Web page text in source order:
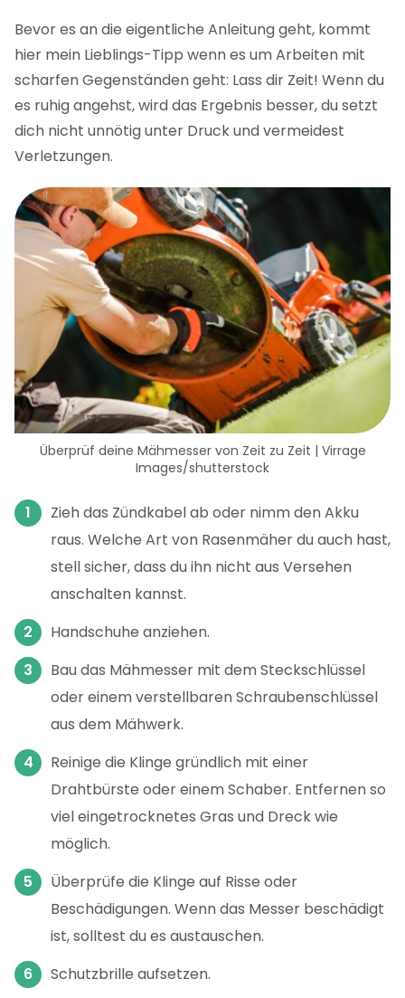
Bevor es an die eigentliche Anleitung geht, kommt
hier mein Lieblings-Tipp wenn es um Arbeiten mit
scharfen Gegenständen geht: Lass dir Zeit! Wenn du
es ruhig angehst, wird das Ergebnis besser, du setzt
dich nicht unnötig unter Druck und vermeidest
Verletzungen.
Überprüf deine Mähmesser von Zeit zu Zeit | Virrage
Images/shutterstock
Zieh das Zündkabel ab oder nimm den Akku
raus. Welche Art von Rasenmäher du auch hast,
stell sicher, dass du ihn nicht aus Versehen
anschalten kannst.
Handschuhe anziehen.
Bau das Mähmesser mit dem Steckschlüssel
oder einem verstellbaren Schraubenschlüssel
aus dem Mähwerk.
Reinige die Klinge gründlich mit einer
Drahtbürste oder einem Schaber. Entfernen so
viel eingetrocknetes Gras und Dreck wie
möglich.
Überprüfe die Klinge auf Risse oder
Beschädigungen. Wenn das Messer beschädigt
ist, solltest du es austauschen.
Schutzbrille aufsetzen.